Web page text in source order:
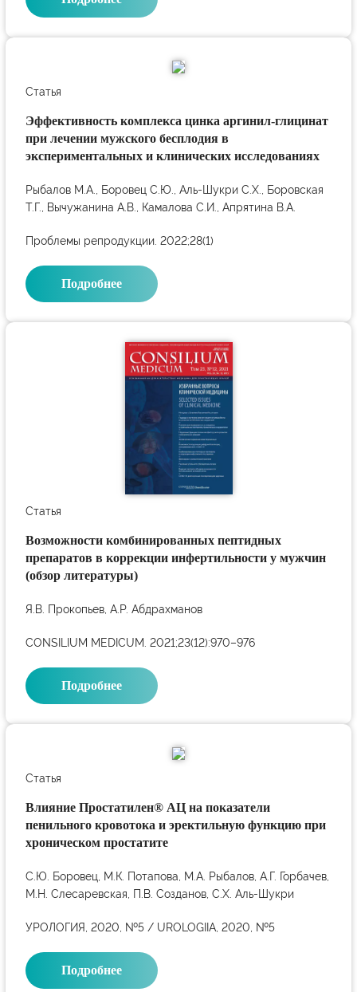
Статья
Эффективность комплекса цинка аргинил-глицинат
при лечении мужского бесплодия в
экспериментальных и клинических исследованиях
Рыбалов М.А., Боровец С.Ю., Аль-Шукри С.Х., Боровская
Т.Г., Вычужанина А.В., Камалова С.И., Апрятина В.А.
Проблемы репродукции. 2022;28(1)
Подробнее
Статья
Возможности комбинированных пептидных
препаратов в коррекции инфертильности у мужчин
(обзор литературы)
Я.В. Прокопьев, А.Р. Абдрахманов
CONSILIUM MEDICUM. 2021;23(12):970–976
Подробнее
Статья
Влияние Простатилен® АЦ на показатели
пенильного кровотока и эректильную функцию при
хроническом простатите
С.Ю. Боровец, М.К. Потапова, М.А. Рыбалов, А.Г. Горбачев,
М.Н. Слесаревская, П.В. Созданов, С.Х. Аль-Шукри
УРОЛОГИЯ, 2020, №5 / UROLOGIIA, 2020, №5
Подробнее